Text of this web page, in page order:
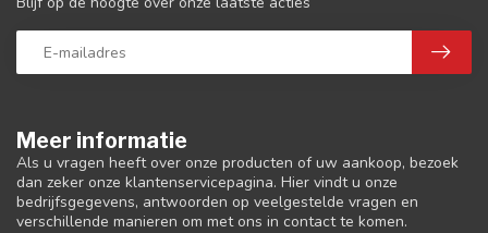
Meer informatie
Als u vragen heeft over onze producten of uw aankoop, bezoek
dan zeker onze klantenservicepagina. Hier vindt u onze
bedrijfsgegevens, antwoorden op veelgestelde vragen en
verschillende manieren om met ons in contact te komen.